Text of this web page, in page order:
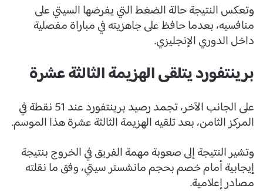
وتعكس النتيجة حالة الضغط التي يفرضها السيتي على
منافسيه، بعدما حافظ على جاهزيته في مباراة مفصلية
داخل الدوري الإنجليزي.
برينتفورد يتلقى الهزيمة الثالثة عشرة
على الجانب الآخر، تجمد رصيد برينتفورد عند 51 نقطة في
المركز الثامن، بعد تلقيه الهزيمة الثالثة عشرة هذا الموسم.
وتشير النتيجة إلى صعوبة مهمة الفريق في الخروج بنتيجة
إيجابية أمام خصم بحجم مانشستر سيتي، وفق ما نقلته
مصادر إعلامية.